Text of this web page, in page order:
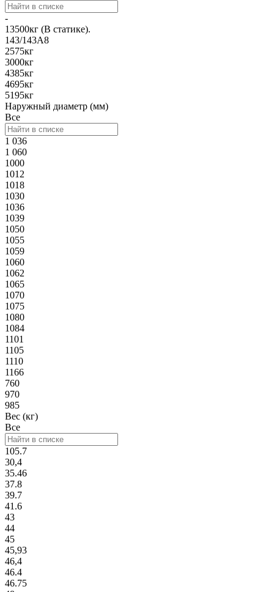
-
13500кг (В статике).
143/143A8
2575кг
3000кг
4385кг
4695кг
5195кг
Наружный диаметр (мм)
Все
1 036
1 060
1000
1012
1018
1030
1036
1039
1050
1055
1059
1060
1062
1065
1070
1075
1080
1084
1101
1105
1110
1166
760
970
985
Вес (кг)
Все
105.7
30,4
35.46
37.8
39.7
41.6
43
44
45
45,93
46,4
46.4
46.75